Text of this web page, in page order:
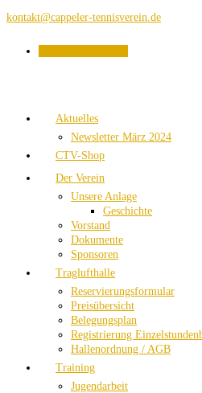
kontakt@cappeler-tennisverein.de
Aktuelles
Newsletter März 2024
CTV-Shop
Der Verein
Unsere Anlage
Geschichte
Vorstand
Dokumente
Sponsoren
Traglufthalle
Reservierungsformular
Preisübersicht
Belegungsplan
Registrierung
Hallenordnung / AGB
Training
Jugendarbeit